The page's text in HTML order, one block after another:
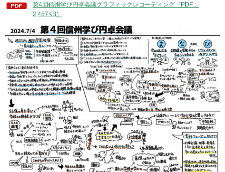
第4回信州学び円卓会議グラフィックレコーディング（PDF：
2,457KB）